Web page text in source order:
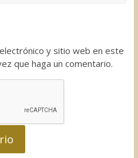
y sitio web en este
que haga un comentario.